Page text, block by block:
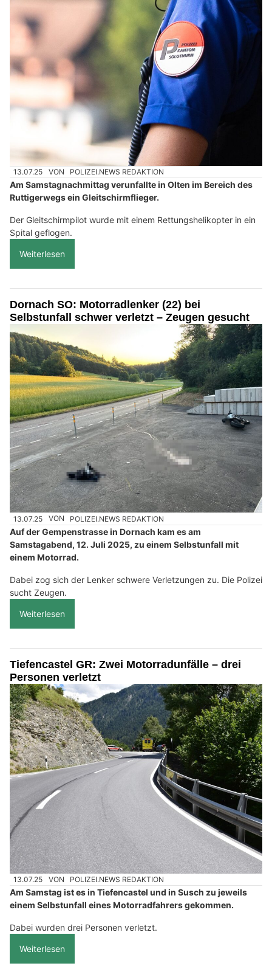
13.07.25 VON POLIZEI.NEWS REDAKTION
Am Samstagnachmittag verunfallte in Olten im Bereich des
Ruttigerwegs ein Gleitschirmflieger.
Der Gleitschirmpilot wurde mit einem Rettungshelikopter in ein
Spital geflogen.
Weiterlesen
Dornach SO: Motorradlenker (22) bei
Selbstunfall schwer verletzt – Zeugen gesucht
13.07.25 VON POLIZEI.NEWS REDAKTION
Auf der Gempenstrasse in Dornach kam es am
Samstagabend, 12. Juli 2025, zu einem Selbstunfall mit
einem Motorrad.
Dabei zog sich der Lenker schwere Verletzungen zu. Die Polizei
sucht Zeugen.
Weiterlesen
Tiefencastel GR: Zwei Motorradunfälle – drei
Personen verletzt
13.07.25 VON POLIZEI.NEWS REDAKTION
Am Samstag ist es in Tiefencastel und in Susch zu jeweils
einem Selbstunfall eines Motorradfahrers gekommen.
Dabei wurden drei Personen verletzt.
Weiterlesen